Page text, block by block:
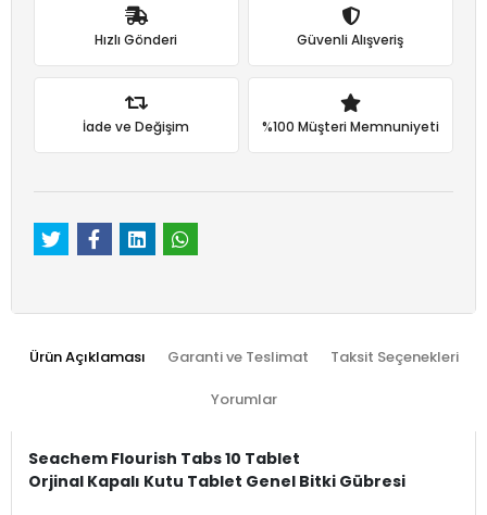
Hızlı Gönderi Güvenli Alışveriş
İade ve Değişim %100 Müşteri Memnuniyeti
Ürün Açıklaması Garanti ve Teslimat Taksit Seçenekleri
Yorumlar
Seachem Flourish Tabs 10 Tablet
Orjinal Kapalı Kutu Tablet Genel Bitki Gübresi